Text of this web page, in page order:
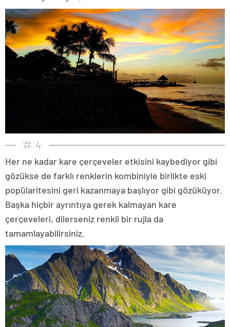
4
Her ne kadar kare çerçeveler etkisini kaybediyor gibi
gözükse de farklı renklerin kombiniyle birlikte eski
popülaritesini geri kazanmaya başlıyor gibi gözüküyor.
Başka hiçbir ayrıntıya gerek kalmayan kare
çerçeveleri, dilerseniz renkli bir rujla da
tamamlayabilirsiniz.